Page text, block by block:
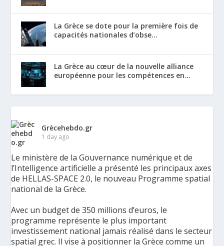
La Grèce se dote pour la première fois de
capacités nationales d’obse...
La Grèce au cœur de la nouvelle alliance
européenne pour les compétences en...
Grècehebdo.gr
1 day ago
Le ministère de la Gouvernance numérique et de
l’Intelligence artificielle a présenté les principaux axes
de HELLAS-SPACE 2.0, le nouveau Programme spatial
national de la Grèce.
Avec un budget de 350 millions d’euros, le
programme représente le plus important
investissement national jamais réalisé dans le secteur
spatial grec. Il vise à positionner la Grèce comme un